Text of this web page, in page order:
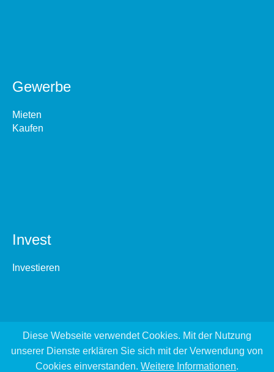
Gewerbe
Mieten
Kaufen
Invest
Investieren
Diese Webseite verwendet Cookies. Mit der Nutzung
unserer Dienste erklären Sie sich mit der Verwendung von
Cookies einverstanden. Weitere Informationen.